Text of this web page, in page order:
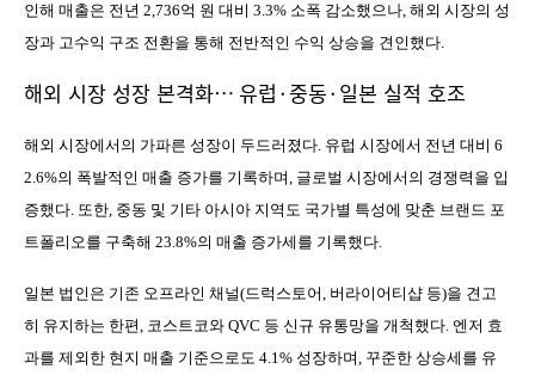
인해 매출은 전년 2,736억 원 대비 3.3% 소폭 감소했으나, 해외 시장의 성
장과 고수익 구조 전환을 통해 전반적인 수익 상승을 견인했다.
해외 시장 성장 본격화… 유럽·중동·일본 실적 호조
해외 시장에서의 가파른 성장이 두드러졌다. 유럽 시장에서 전년 대비 6
2.6%의 폭발적인 매출 증가를 기록하며, 글로벌 시장에서의 경쟁력을 입
증했다. 또한, 중동 및 기타 아시아 지역도 국가별 특성에 맞춘 브랜드 포
트폴리오를 구축해 23.8%의 매출 증가세를 기록했다.
일본 법인은 기존 오프라인 채널(드럭스토어, 버라이어티샵 등)을 견고
히 유지하는 한편, 코스트코와 QVC 등 신규 유통망을 개척했다. 엔저 효
과를 제외한 현지 매출 기준으로도 4.1% 성장하며, 꾸준한 상승세를 유